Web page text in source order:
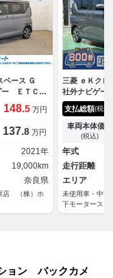
ペース Ｇ
ー ＥＴＣ
電動スライ
ワンセグＴ
ナー レー
害軽減シス
ランプ ス
リングスト
148.5 万円
137.8 万円
2021年
19,000km
奈良県
店 （株）ホ
三菱 ｅＫク
社外ナビゲー
メラ スマー
ッドライト
ドドア フル
シートヒー
ェード シー
ル サーキュ
支払総額(税込)
車両本体価格
(税込)
年式
走行距離
エリア
未使用車・中
下モータース
ョン バックカメ